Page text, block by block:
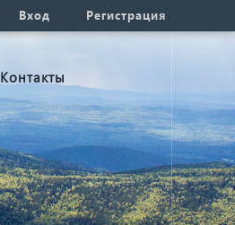
Вход Регистрация
Контакты